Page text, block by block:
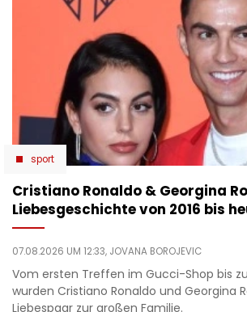
sport
Cristiano Ronaldo & Georgina
Liebesgeschichte von 2016 bis
07.08.2026 UM 12:33, JOVANA BOROJEVIC
Vom ersten Treffen im Gucci-Shop bis
wurden Cristiano Ronaldo und Georgina
Liebespaar zur großen Familie.